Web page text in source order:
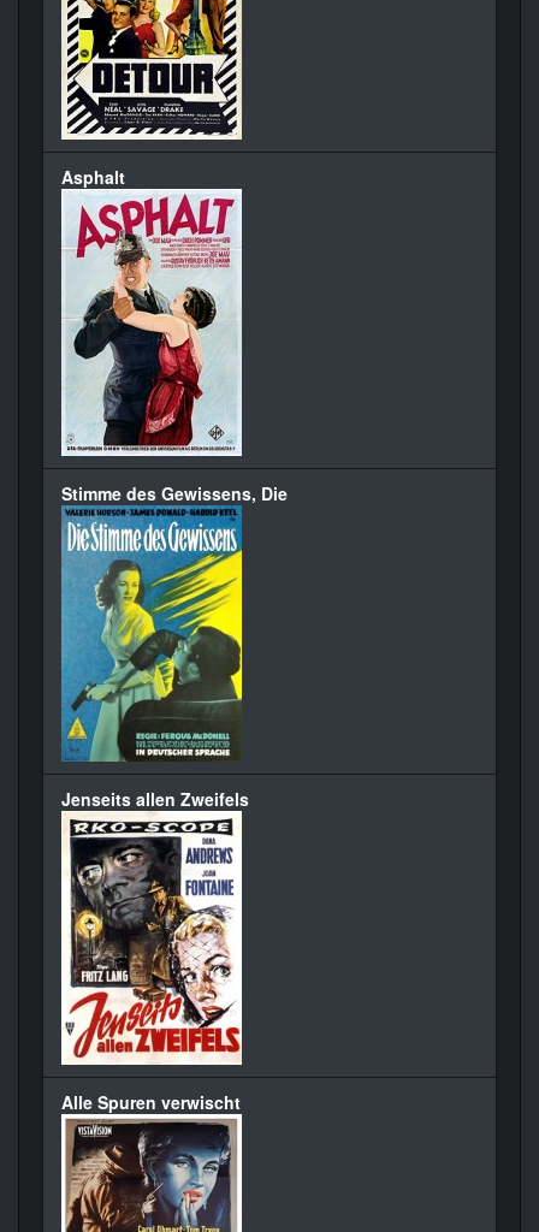
Asphalt
Stimme des Gewissens, Die
Jenseits allen Zweifels
Alle Spuren verwischt